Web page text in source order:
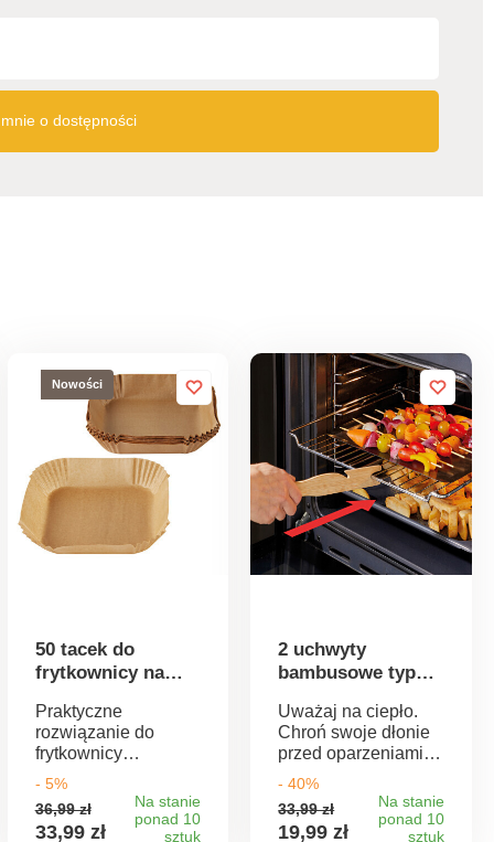
o dostępności
Nowości
50 tacek do
frytkownicy na
Praktyczne
rozwiązanie do
frytkownicy
beztłuszczowej!
Neutralne
zapachowo i
smakowo wkłady
- 5%
36,99 zł
33,99 zł
Na stanie
ponad 10
sztuk
2 uchwyty
bambusowe typu
pociągnij”
Uważaj na ciepło.
Chroń swoje dłonie
przed oparzeniami -
nawet bez rękawic
kuchennych. Dzięki
tym bambusowym
uchwytom możesz
- 40%
33,99 zł
19,99 zł
Na stanie
ponad 10
sztuk